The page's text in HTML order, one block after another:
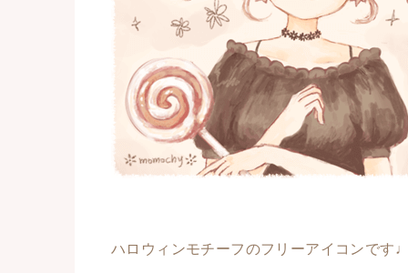
ハロウィンモチーフのフリーアイコンです